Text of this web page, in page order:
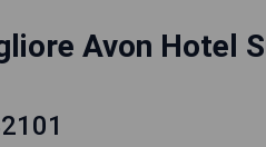
Avon Hotel